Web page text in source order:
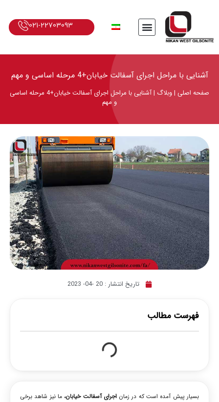
021-22703093
آشنایی با مراحل اجرای آسفالت خیابان+4 مرحله اساسی و مهم
صفحه اصلی |وبلاگ |
آشنایی با مراحل اجرای آسفالت خیابان+4 مرحله اساسی
و مهم
تاریخ انتشار :20 -04- 2023
فهرست مطالب
بسیار پیش آمده است که در زماناجرای آسفالت خیابان، ما نیز شاهد برخی